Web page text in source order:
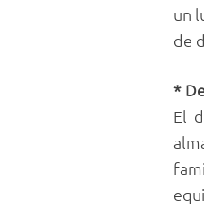
un
de
*
El